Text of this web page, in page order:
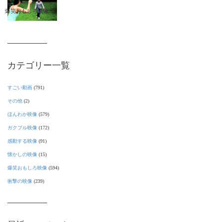
爆笑おもしろ映像
カテゴリー一覧
すごい動画 (791)
その他 (2)
ほんわか映像 (579)
ガクブル映像 (172)
感動する映像 (91)
懐かしの映像 (15)
爆笑おもしろ映像 (594)
衝撃の映像 (239)